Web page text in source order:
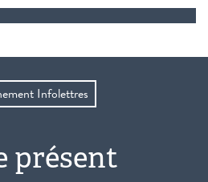
Infolettres
présent